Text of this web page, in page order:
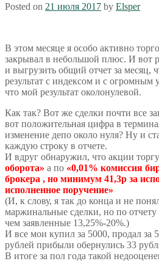
Posted on 21 июля 2017 by Elsper
В этом месяце я особо активно
закрывал в небольшой плюс. И вот
и выгрузить общий отчет за месяц,
результат с индексом и с огромным
что мой результат околонулевой.
Как так? Вот же сделки почти все
вот положительная цифра в
изменение депо около нуля? Ну и
каждую строку в отчете.
И вдруг обнаружил, что акции
оборота» а по «0,01% комиссия
брокера , но минимум 41,3р за
исполненное поручение»
(И, к слову, я так до конца и не
маржинальные сделки, но по отчету
чем заявленные 13,25%-20%.)
И все мои купил за 5000, продал за
рублей прибыли обернулись 33
В итоге за пол года такой